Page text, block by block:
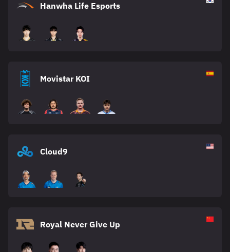
Hanwha Life Esports
Movistar KOI
Cloud9
Royal Never Give Up